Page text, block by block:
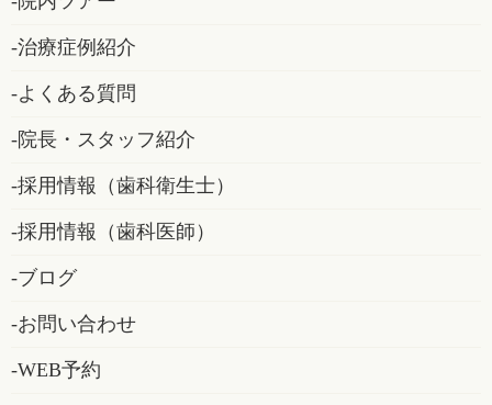
治療症例紹介
よくある質問
院長・スタッフ紹介
採用情報（歯科衛生士）
採用情報（歯科医師）
ブログ
お問い合わせ
WEB予約